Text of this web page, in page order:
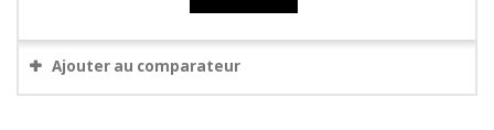
Ajouter au comparateur